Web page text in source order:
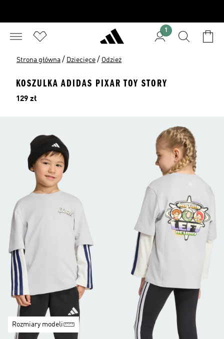
1
Strona główna / Dziecięce / Odzież
KOSZULKA ADIDAS PIXAR TOY STORY
Cena
129 zł
Rozmiary modeli